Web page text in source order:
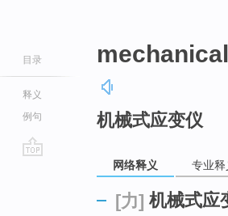
目录
释义
例句
机械式应变仪
网络释义 专业释
[力] 机械式应